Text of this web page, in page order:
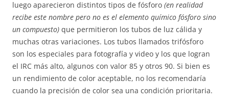
luego aparecieron distintos tipos de fósforo (en realidad
recibe este nombre pero no es el elemento químico fósforo sino
un compuesto) que permitieron los tubos de luz cálida y
muchas otras variaciones. Los tubos llamados trifósforo
son los especiales para fotografía y video y los que logran
el IRC más alto, algunos con valor 85 y otros 90. Si bien es
un rendimiento de color aceptable, no los recomendaría
cuando la precisión de color sea una condición prioritaria.